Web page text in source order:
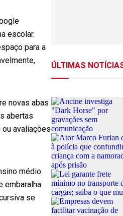
escolar.
para a
novas abas
abertas
avaliações
médio
embaralha
se